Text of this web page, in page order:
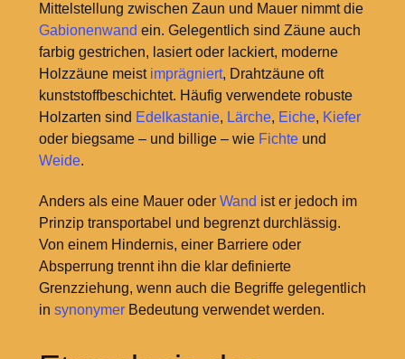
Mittelstellung zwischen Zaun und Mauer nimmt die
Gabionenwand ein. Gelegentlich sind Zäune auch
farbig gestrichen, lasiert oder lackiert, moderne
Holzzäune meist imprägniert, Drahtzäune oft
kunststoffbeschichtet. Häufig verwendete robuste
Holzarten sind Edelkastanie, Lärche, Eiche, Kiefer
oder biegsame – und billige – wie Fichteund
Weide.
Anders als eine Mauer oder Wand ist er jedoch im
Prinzip transportabel und begrenzt durchlässig.
Von einem Hindernis, einer Barriere oder
Absperrung trennt ihn die klar definierte
Grenzziehung, wenn auch die Begriffe gelegentlich
in synonymerBedeutung verwendet werden.